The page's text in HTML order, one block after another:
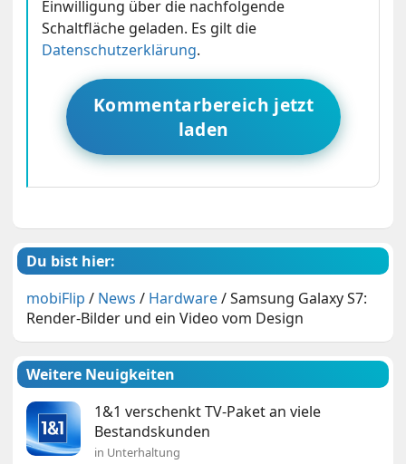
Einwilligung über die nachfolgende
Schaltfläche geladen. Es gilt die
Datenschutzerklärung.
Kommentarbereich jetzt
laden
Du bist hier:
mobiFlip / News / Hardware/Samsung Galaxy S7:
Render-Bilder und ein Video vom Design
Weitere Neuigkeiten
1&1 verschenkt TV-Paket an viele
Bestandskunden
in Unterhaltung